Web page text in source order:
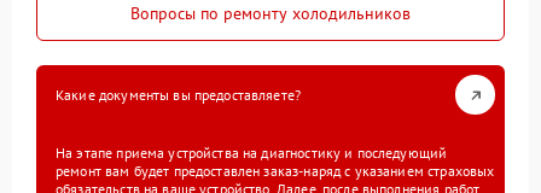
Вопросы по ремонту холодильников
Какие документы вы предоставляете?
На этапе приема устройства на диагностику и последующий
ремонт вам будет предоставлен заказ-наряд с указанием страховых
обязательств на ваше устройство. Далее, после выполнения работ